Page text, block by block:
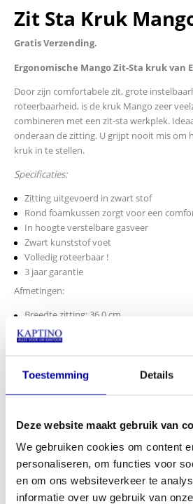
Toestemming Details
Deze website maakt gebruik van
We gebruiken cookies om content
personaliseren, om functies voor
en om ons websiteverkeer te
informatie over uw gebruik van
Zit Sta Kruk
Gratis Verzending.
Ergonomische Mango Zit-Sta kruk van
Door zijn comfortabele zit, grote
roteerbaarheid, is de kruk Mango zeer
combineren met een zit-sta werkplek.
onderaan de zitting. U grijpt nooit mis om
kruk in te stellen.
Specificaties:
Zitting uitgevoerd in zwart stof
Rond foamkussen zorgt voor een
In hoogte verstelbare gasveer
Zwart kunststof voet
Volledig roteerbaar !
3 jaar garantie
Afmetingen:
Breedte zitting: 36,0 cm
Diepte zitting: 36,0 cm
Hoogte zitting: 54,0 - 74,5 cm
Diepte basis: 38,5 cm
€405,00
EX BTW: €247,11
Offerte aanvragen